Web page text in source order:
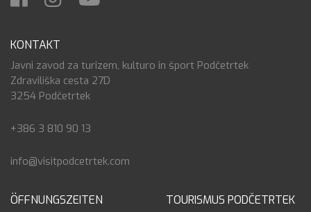
KONTAKT
Javni zavod za turizem, kulturo in šport Podčetrtek
Zdraviliška cesta 27D
3254 Podčetrtek
+386 3 810 90 13
info@visitpodcetrtek.com
ÖFFNUNGSZEITEN TOURISMUS PODČETRTEK